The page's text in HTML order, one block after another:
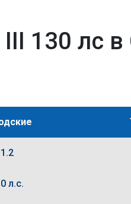
130 лс в
1.2
л.с.